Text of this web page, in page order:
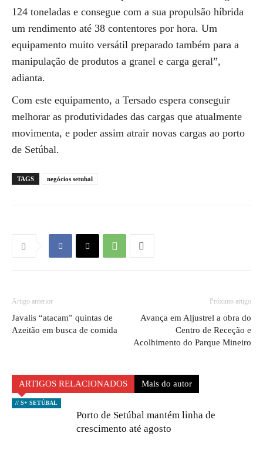
124 toneladas e consegue com a sua propulsão híbrida
um rendimento até 38 contentores por hora. Um
equipamento muito versátil preparado também para a
manipulação de produtos a granel e carga geral”,
adianta.
Com este equipamento, a Tersado espera conseguir
melhorar as produtividades das cargas que atualmente
movimenta, e poder assim atrair novas cargas ao porto
de Setúbal.
TAGS negócios setubal
Artigo anterior
Javalis “atacam” quintas de
Azeitão em busca de comida
Próximo artigo
Avança em Aljustrel a obra do
Centro de Receção e
Acolhimento do Parque Mineiro
ARTIGOS RELACIONADOS Mais do autor
// S+ SETÚBAL
Porto de Setúbal mantém linha de
crescimento até agosto